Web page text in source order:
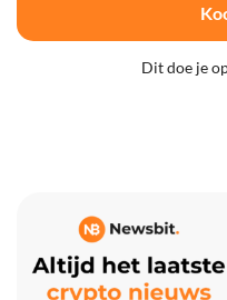
Dit doe je